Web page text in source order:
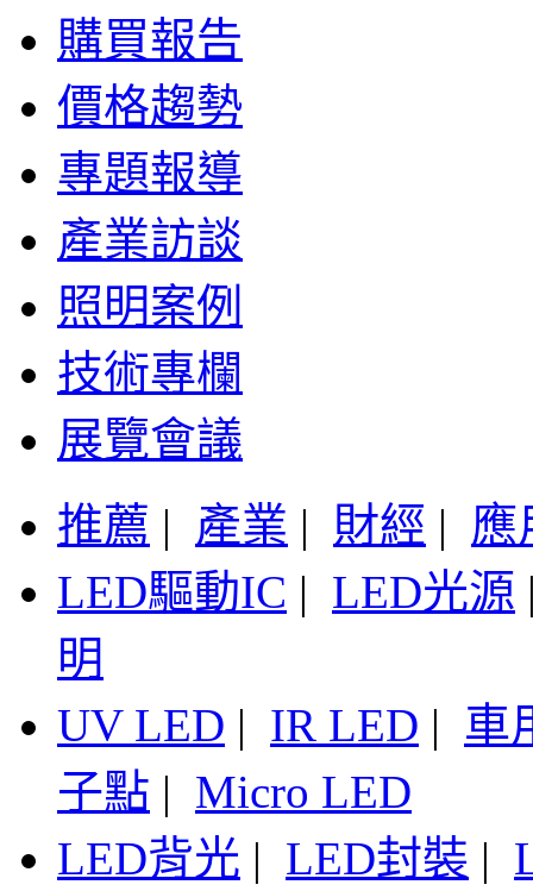
購買報告
價格趨勢
專題報導
產業訪談
照明案例
技術專欄
展覽會議
推薦 | 產業 | 財經 | 應
LED驅動IC | LED光源
明
UV LED | IR LED | 車
子點 | Micro LED
LED背光 | LED封裝 |